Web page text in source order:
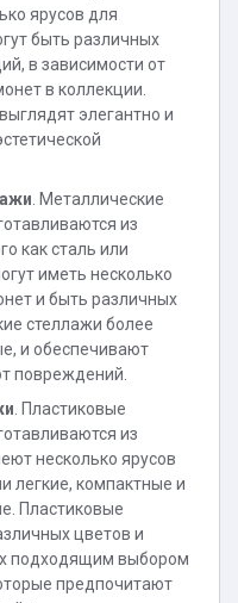
ярусов для
быть различных
в зависимости от
в коллекции.
элегантно и
. Металлические
из
как сталь или
иметь несколько
и быть различных
стеллажи более
и обеспечивают
повреждений.
. Пластиковые
из
несколько ярусов
легкие, компактные и
Пластиковые
цветов и
подходящим выбором
предпочитают